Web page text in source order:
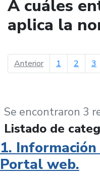
A cuáles
aplica la
Anteriorpágina anterior
1 2 3
Se encontraron 3
Listado de
1.
Portal web.